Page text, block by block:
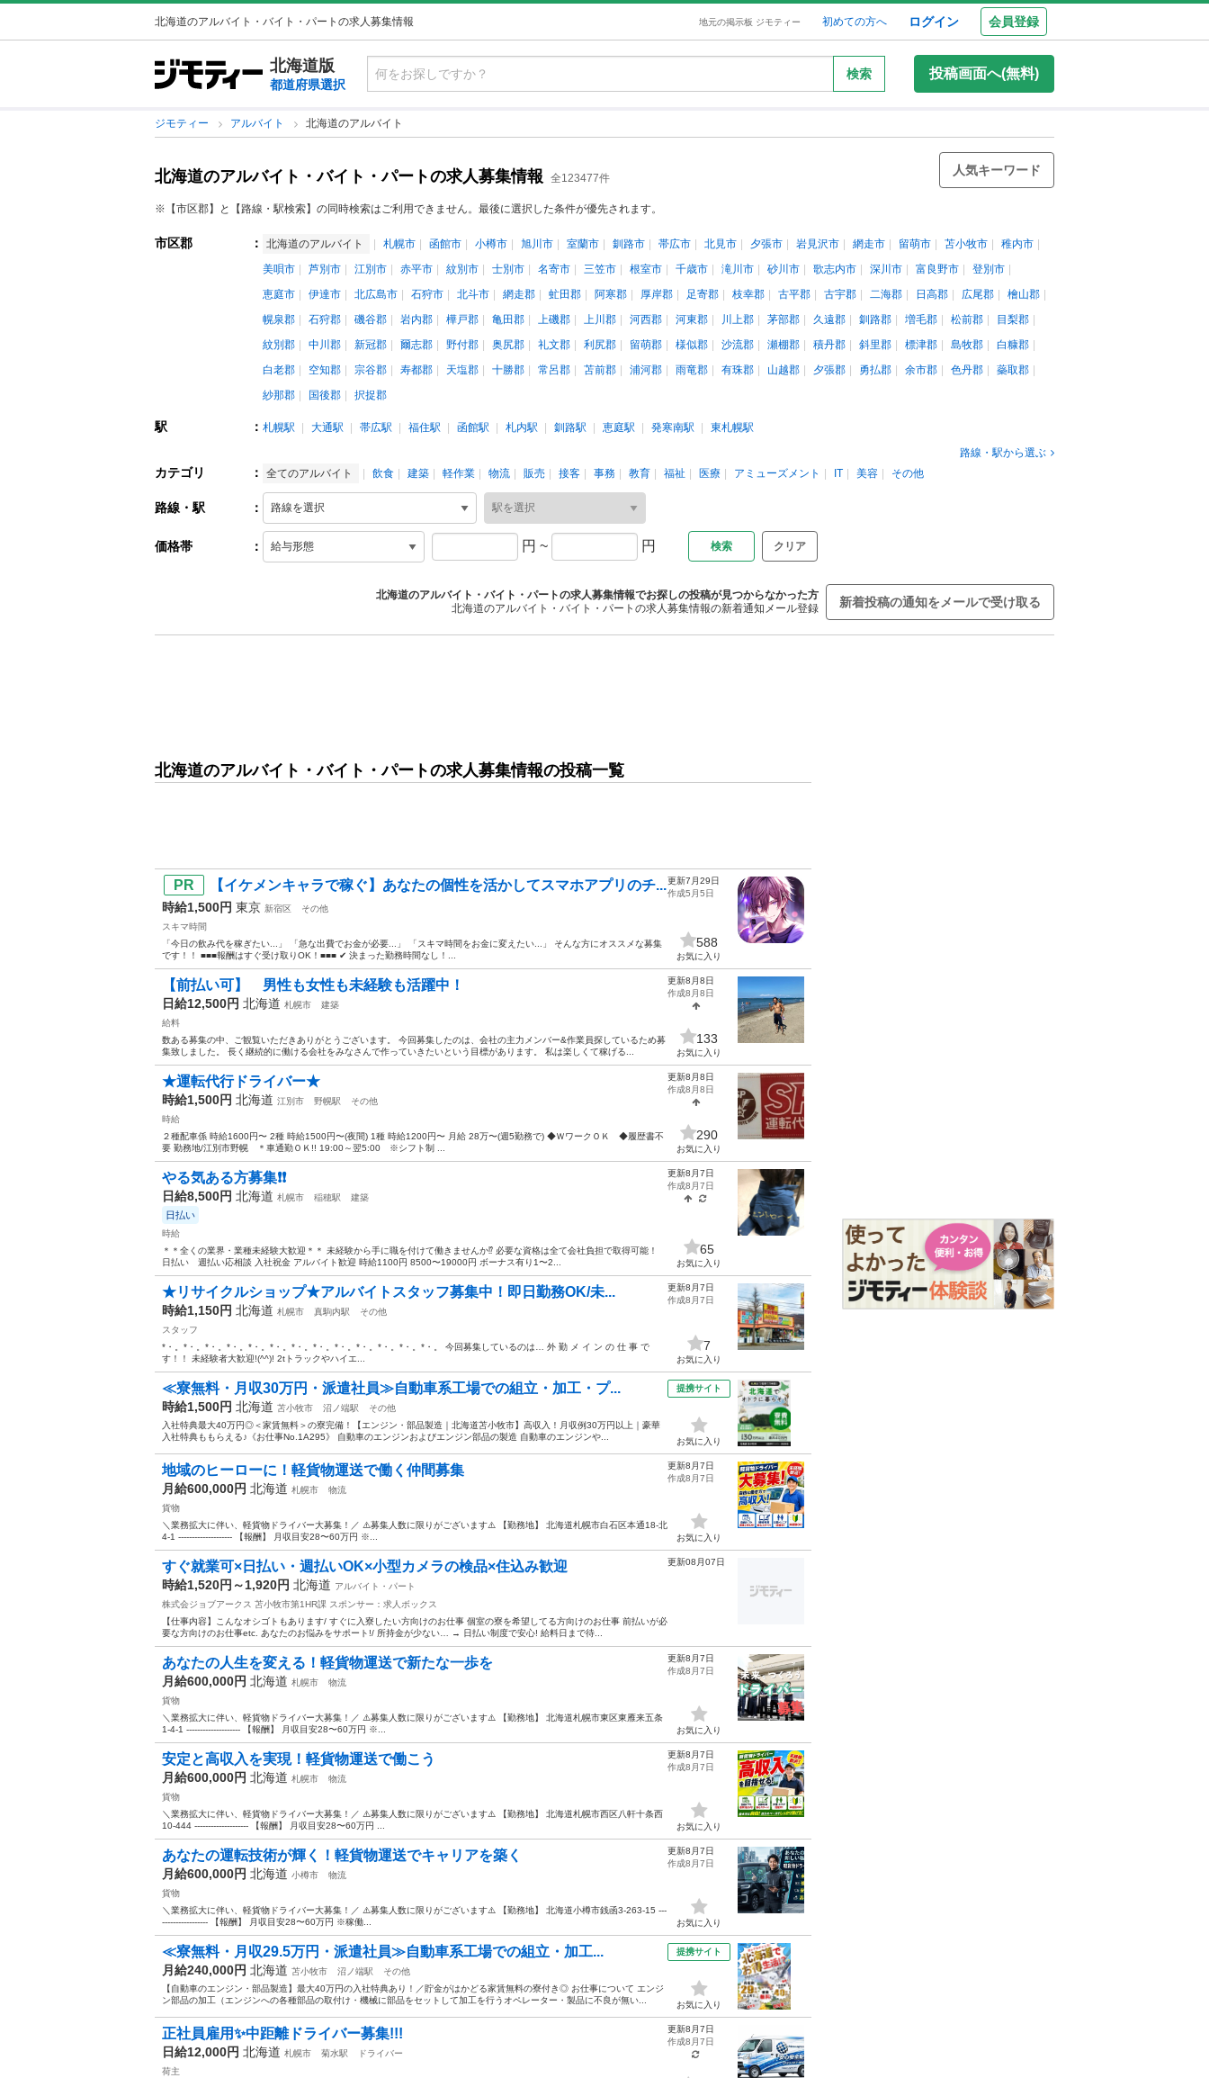
北海道のアルバイト・バイト・パートの求人募集情報 地元の掲示板 ジモティー 初めての方へ ログイン 会員登録
北海道版
都道府県選択
検索 投稿画面へ(無料)
ジモティー アルバイト 北海道のアルバイト
北海道のアルバイト・バイト・パートの求人募集情報 全123477件
人気キーワード
※【市区郡】と【路線・駅検索】の同時検索はご利用できません。最後に選択した条件が優先されます。
市区郡 ： 北海道のアルバイト 札幌市 函館市 小樽市 旭川市 室蘭市 釧路市 帯広市 北見市 夕張市 岩見沢市 網走市 留萌市 苫小牧市
稚内市
美唄市
芦別市 江別市 赤平市 紋別市 士別市 名寄市 三笠市 根室市 千歳市 滝川市 砂川市 歌志内市 深川市 富良野市
登別市
恵庭市
伊達市 北広島市 石狩市 北斗市 網走郡 虻田郡 阿寒郡 厚岸郡 足寄郡 枝幸郡 古平郡 古宇郡 二海郡 日高郡 広尾郡
檜山郡
幌泉郡
石狩郡 磯谷郡 岩内郡 樺戸郡 亀田郡 上磯郡 上川郡 河西郡 河東郡 川上郡 茅部郡 久遠郡 釧路郡 増毛郡 松前郡
目梨郡
紋別郡
中川郡 新冠郡 爾志郡 野付郡 奥尻郡 礼文郡 利尻郡 留萌郡 様似郡 沙流郡 瀬棚郡 積丹郡 斜里郡 標津郡 島牧郡
白糠郡
白老郡
空知郡 宗谷郡 寿都郡 天塩郡 十勝郡 常呂郡 苫前郡 浦河郡 雨竜郡 有珠郡 山越郡 夕張郡 勇払郡 余市郡 色丹郡
蘂取郡
紗那郡
国後郡 択捉郡
駅 ： 札幌駅 大通駅 帯広駅 福住駅 函館駅 札内駅 釧路駅 恵庭駅 発寒南駅
東札幌駅
路線・駅から選ぶ
カテゴリ ： 全てのアルバイト 飲食 建築 軽作業 物流 販売 接客 事務 教育 福祉 医療 アミューズメント IT 美容 その他
路線・駅 ：
価格帯 ： 円 ~ 円 クリア
北海道のアルバイト・バイト・パートの求人募集情報でお探しの投稿が見つからなかった方
北海道のアルバイト・バイト・パートの求人募集情報の新着通知メール登録
新着投稿の通知をメールで受け取る
北海道のアルバイト・バイト・パートの求人募集情報の投稿一覧
【イケメンキャラで稼ぐ】あなたの個性を活かしてスマホアプリのチ...
時給1,500円 東京 新宿区
その他
スキマ時間
「今日の飲み代を稼ぎたい...」 「急な出費でお金が必要...」 「スキマ時間をお金に変えたい...」 そんな方にオススメな募集
です！！ ■■■報酬はすぐ受け取りOK！■■■ ✔ 決まった勤務時間なし！...
更新7月29日
作成5月5日
588
お気に入り
【前払い可】 男性も女性も未経験も活躍中！
日給12,500円 北海道 札幌市
建築
給料
数ある募集の中、ご観覧いただきありがとうございます。 今回募集したのは、会社の主力メンバー&作業員探しているため募
集致しました。 長く継続的に働ける会社をみなさんで作っていきたいという目標があります。 私は楽しくて稼げる...
更新8月8日
作成8月8日
133
お気に入り
★運転代行ドライバー★
時給1,500円 北海道 江別市 野幌駅
その他
時給
２種配車係 時給1600円〜 2種 時給1500円〜(夜間) 1種 時給1200円〜 月給 28万〜(週5勤務で) ◆ＷワークＯＫ ◆履歴書不
要 勤務地/江別市野幌 ＊車通勤ＯＫ!! 19:00～翌5:00 ※シフト制 ...
更新8月8日
作成8月8日
290
お気に入り
やる気ある方募集❗️❗️
日給8,500円 北海道 札幌市 稲穂駅 建築
日払い
時給
＊＊全くの業界・業種未経験大歓迎＊＊ 未経験から手に職を付けて働きませんか⁉️ 必要な資格は全て会社負担で取得可能！
日払い 週払い応相談 入社祝金 アルバイト歓迎 時給1100円 8500〜19000円 ボーナス有り1〜2...
更新8月7日
作成8月7日
65
お気に入り
★リサイクルショップ★アルバイトスタッフ募集中！即日勤務OK/未...
時給1,150円 北海道 札幌市 真駒内駅
その他
スタッフ
*・。*・。*・。*・。*・。*・。*・。*・。*・。*・。*・。*・。*・。 今回募集しているのは… 外 勤 メ イ ン の 仕 事 で
す！！ 未経験者大歓迎!(^^)! 2tトラックやハイエ...
更新8月7日
作成8月7日
7
お気に入り
≪寮無料・月収30万円・派遣社員≫自動車系工場での組立・加工・プ...
時給1,500円 北海道 苫小牧市 沼ノ端駅
その他
入社特典最大40万円◎＜家賃無料＞の寮完備！【エンジン・部品製造｜北海道苫小牧市】高収入！月収例30万円以上｜豪華
入社特典ももらえる♪《お仕事No.1A295》 自動車のエンジンおよびエンジン部品の製造 自動車のエンジンや...
提携サイト
お気に入り
地域のヒーローに！軽貨物運送で働く仲間募集
月給600,000円 北海道 札幌市
物流
貨物
＼業務拡大に伴い、軽貨物ドライバー大募集！／ ⚠️募集人数に限りがございます⚠️ 【勤務地】 北海道札幌市白石区本通18-北
4-1 -------------------- 【報酬】 月収目安28〜60万円 ※...
更新8月7日
作成8月7日
お気に入り
すぐ就業可×日払い・週払いOK×小型カメラの検品×住込み歓迎
時給1,520円～1,920円 北海道 アルバイト・パート
株式会ジョブアークス 苫小牧市第1HR課 スポンサー：求人ボックス
【仕事内容】こんなオシゴトもあります/ すぐに入寮したい方向けのお仕事 個室の寮を希望してる方向けのお仕事 前払いが必
要な方向けのお仕事etc. あなたのお悩みをサポート!/ 所持金が少ない… → 日払い制度で安心! 給料日まで待...
更新08月07日
あなたの⼈⽣を変える！軽貨物運送で新たな⼀歩を
月給600,000円 北海道 札幌市
物流
貨物
＼業務拡大に伴い、軽貨物ドライバー大募集！／ ⚠️募集人数に限りがございます⚠️ 【勤務地】 北海道札幌市東区東雁来五条
1-4-1 -------------------- 【報酬】 月収目安28〜60万円 ※...
更新8月7日
作成8月7日
お気に入り
安定と⾼収⼊を実現！軽貨物運送で働こう
月給600,000円 北海道 札幌市
物流
貨物
＼業務拡大に伴い、軽貨物ドライバー大募集！／ ⚠️募集人数に限りがございます⚠️ 【勤務地】 北海道札幌市西区八軒十条西
10-444 -------------------- 【報酬】 月収目安28〜60万円 ...
更新8月7日
作成8月7日
お気に入り
あなたの運転技術が輝く！軽貨物運送でキャリアを築く
月給600,000円 北海道 小樽市
物流
貨物
＼業務拡大に伴い、軽貨物ドライバー大募集！／ ⚠️募集人数に限りがございます⚠️ 【勤務地】 北海道小樽市銭函3-263-15 ---
----------------- 【報酬】 月収目安28〜60万円 ※稼働...
更新8月7日
作成8月7日
お気に入り
≪寮無料・月収29.5万円・派遣社員≫自動車系工場での組立・加工...
月給240,000円 北海道 苫小牧市 沼ノ端駅
その他
【自動車のエンジン・部品製造】最大40万円の入社特典あり！／貯金がはかどる家賃無料の寮付き◎ お仕事について エンジ
ン部品の加工（エンジンへの各種部品の取付け・機械に部品をセットして加工を行うオペレーター・製品に不良が無い...
提携サイト
お気に入り
正社員雇用✨中距離ドライバー募集!!!
日給12,000円 北海道 札幌市 菊水駅
ドライバー
荷主
更新8月7日
作成8月7日